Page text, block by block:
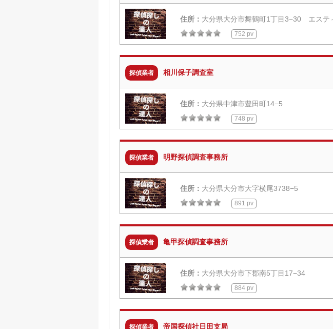
住所： 大分県大分市舞鶴町1丁目3−30 エステ
752 pv
探偵業者 相川保子調査室
住所： 大分県中津市豊田町14−5
748 pv
探偵業者 明野探偵調査事務所
住所： 大分県大分市大字横尾3738−5
891 pv
探偵業者 亀甲探偵調査事務所
住所： 大分県大分市下郡南5丁目17−34
884 pv
探偵業者 帝国探偵社日田支局